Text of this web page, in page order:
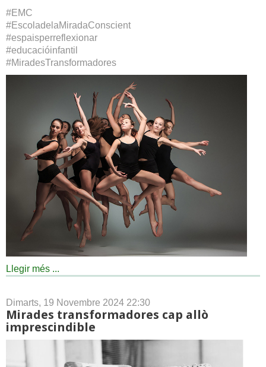
#EMC
#EscoladelaMiradaConscient
#espaisperreflexionar
#educacióinfantil
#MiradesTransformadores
Llegir més ...
Dimarts, 19 Novembre 2024 22:30
Mirades transformadores cap allò
imprescindible